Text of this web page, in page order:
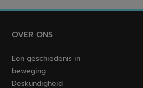
OVER ONS
Een geschiedenis in
beweging
Deskundigheid